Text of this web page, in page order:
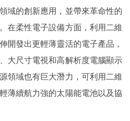
域的創新應用，並帶來革命性的
在柔性電子設備方面，利用二維
開發出更輕薄靈活的電子產品，
大尺寸電視和高解析度電腦顯示
領域也有巨大潛力，可利用二維
薄續航力強的太陽能電池以及協